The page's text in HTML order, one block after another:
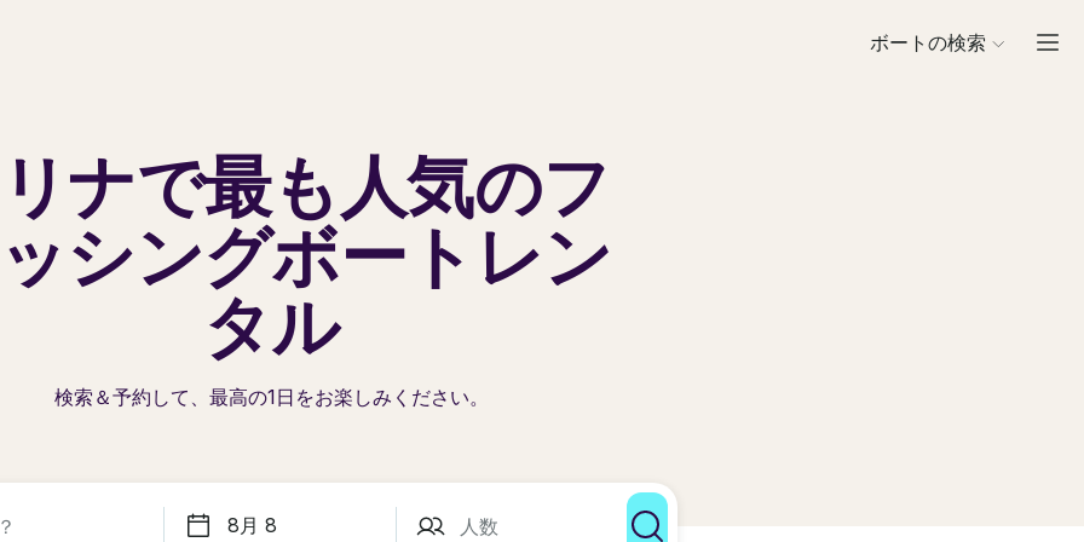
ボートの検索
ナで最も人気のフ
シングボートレン
タル
検索＆予約して、最高の1日をお楽しみください。